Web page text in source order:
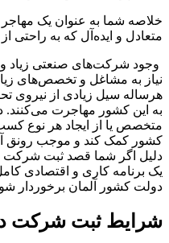
خلاصه شما به عنوان یک مهاجر
متعادل و ایده‌آل که به راحتی
وجود شرکت‌های صنعتی زیاد
نیاز به مشاغل و تخصص‌های
هرساله سیل زیادی از نیروی
به این کشور مهاجرت می‌کنند.
متخصص یا از ایجاد هر نوع
کشور کمک کند و موجب رونق
دلیل اگر شما قصد ثبت شرکت
یک برنامه کاری و اقتصادی
دولت کشور آلمان برخوردار
شرایط ثبت شرکت